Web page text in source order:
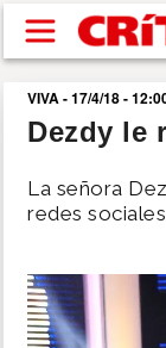
Pasar al
POLÍTICA
VIVA - 17/4/18 -
Dezdy le
La señora
redes sociales